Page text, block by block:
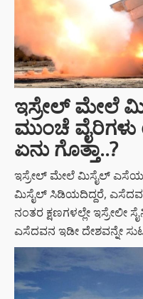
ಇಸ್ರೇಲ್ ಮೇಲೆ
ಮುಂಚೆ
ಏನು ಗೊತ್ತಾ..?
ಇಸ್ರೇಲ್ ಮೇಲೆ ಮಿಸೈಲ್
ಮಿಸೈಲ್ ಸಿಡಿಯದಿದ್ದರೆ,
ನಂತರ ಕ್ಷಣಗಳಲ್ಲೇ
ಎಸೆದವನ ಇಡೀ ದೇಶವನ್ನೇ